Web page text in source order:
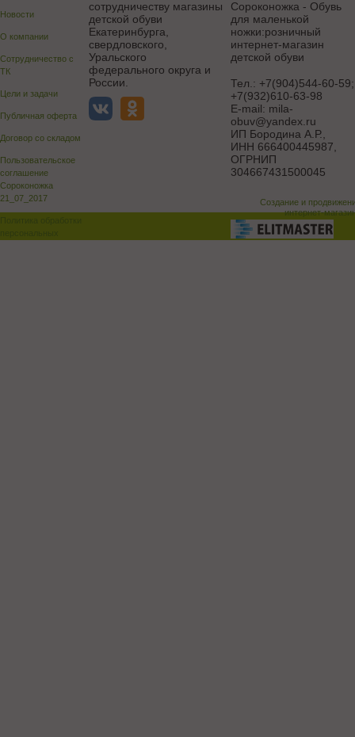
Новости
О компании
Сотрудничество с
ТК
Цели и задачи
Публичная оферта
Договор со складом
Пользовательское
соглашение
Сороконожка
21_07_2017
сотрудничеству магазины
детской обуви
Екатеринбурга,
свердловского,
Уральского
федерального округа и
России.
Сороконожка - Обувь
для маленькой
ножки:розничный
интернет-магазин
детской обуви
Тел.: +7(904)544-60-59;
+7(932)610-63-98
E-mail: mila-
obuv@yandex.ru
ИП Бородина А.Р.
ИНН 666400445987,
ОГРНИП
304667431500045
Создание и
интернет-